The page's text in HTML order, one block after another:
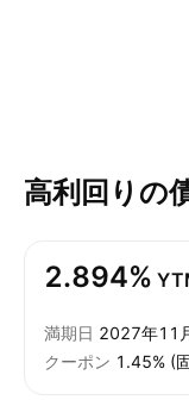
高利回りの
2.894%
満期日 2027年11
クーポン 1.45% (